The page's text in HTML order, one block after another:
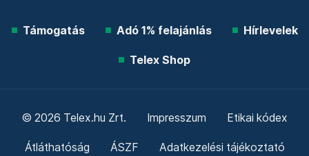
Támogatás Adó 1% felajánlás Hírlevelek
Telex Shop
© 2026 Telex.hu Zrt. Impresszum Etikai kódex
Átláthatóság ÁSZF Adatkezelési tájékoztató